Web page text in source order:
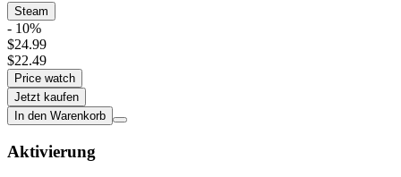
Steam
- 10%
$24.99
$22.49
Price watch
Jetzt kaufen
In den Warenkorb
Aktivierung